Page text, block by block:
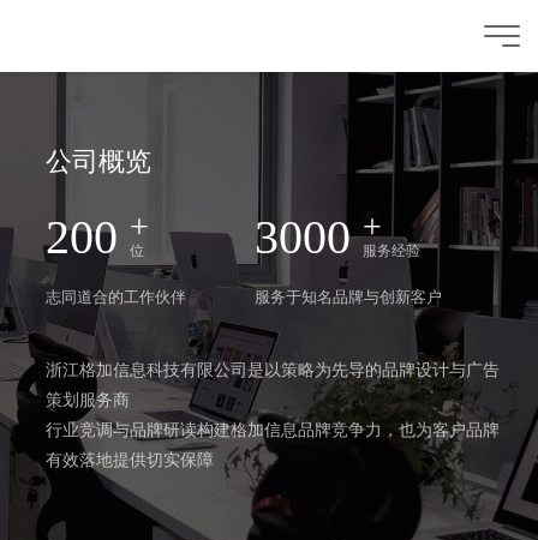
公司概览
200 位
志同道合的工作伙伴
3000 服务经验
服务于知名品牌与创新客户
浙江格加信息科技有限公司是以策略为先导的品牌设计与广告
策划服务商
行业竞调与品牌研读构建格加信息品牌竞争力，也为客户品牌
有效落地提供切实保障